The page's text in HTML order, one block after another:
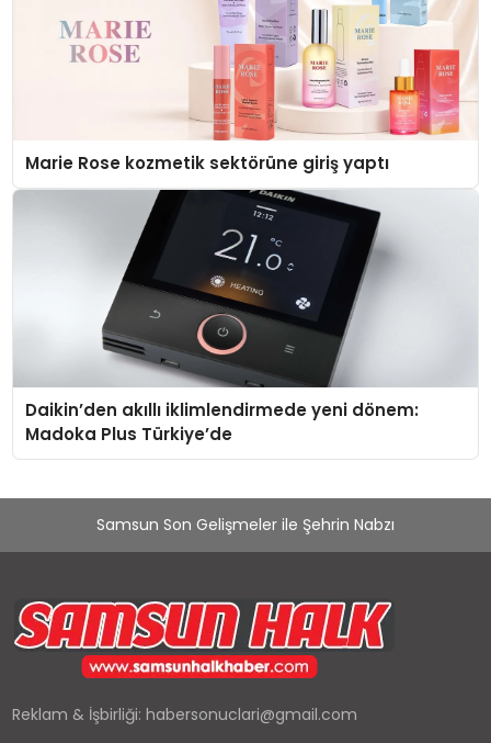
Marie Rose kozmetik sektörüne giriş yaptı
Daikin’den akıllı iklimlendirmede yeni dönem:
Madoka Plus Türkiye’de
Samsun Son Gelişmeler ile Şehrin Nabzı
Reklam & İşbirliği:habersonuclari@gmail.com